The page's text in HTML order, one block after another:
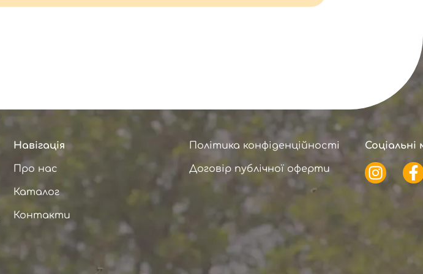
Навігація
Про нас
Каталог
Контакти
Політика конфіденційності
Договір публічної оферти
Соціальні